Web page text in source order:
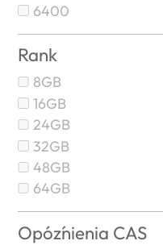
6400
Rank
8GB
16GB
24GB
32GB
48GB
64GB
Opóźnienia CAS